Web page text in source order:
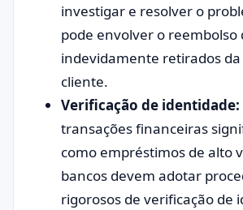
investigar e resolver o
pode envolver o reembolso
indevidamente retirados
cliente.
Verificação de identidade:
transações financeiras
como empréstimos de alto
bancos devem adotar
rigorosos de verificação de